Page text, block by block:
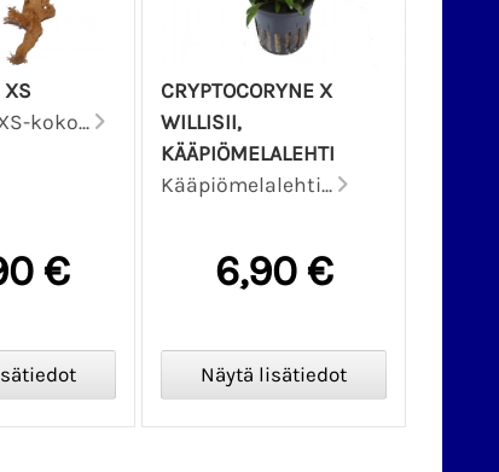
XS
koko...
€
CRYPTOCORYNE X
WILLISII,
KÄÄPIÖMELALEHTI
Kääpiömelalehti...
6,90 €